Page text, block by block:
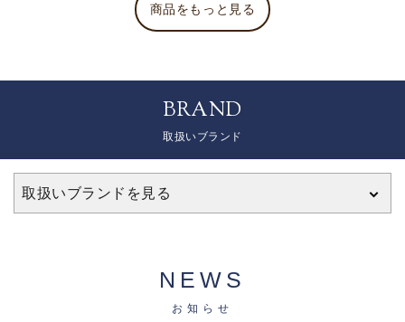
商品をもっと見る
BRAND
取扱いブランド
取扱いブランドを見る
NEWS
お知らせ